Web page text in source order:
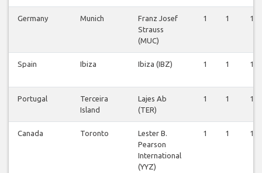
Germany Munich
Franz Josef
Strauss
(MUC)
1 1 1
Spain Ibiza Ibiza (IBZ) 1 1 1
Portugal
Terceira
Island
Lajes Ab
(TER)
1 1 1
Canada Toronto
Lester B.
Pearson
International
(YYZ)
1 1 1